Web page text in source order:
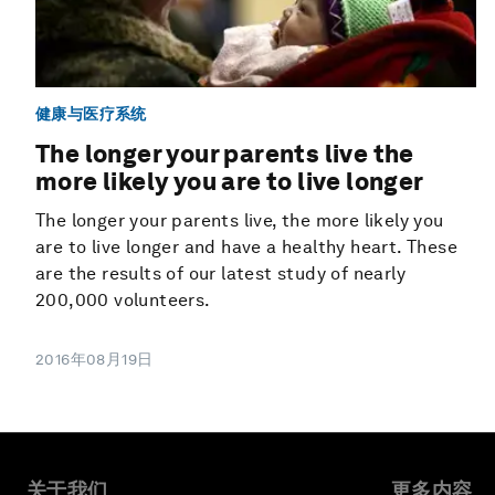
健康与医疗系统
The longer your parents live the
more likely you are to live longer
The longer your parents live, the more likely you
are to live longer and have a healthy heart. These
are the results of our latest study of nearly
200,000 volunteers.
2016年08月19日
关于我们 更多内容